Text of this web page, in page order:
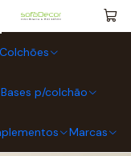
Colchões
Bases p/colchão
Marcas
- Entrega